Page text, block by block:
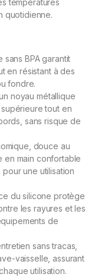
températures
quotidienne.
BPA garantit
en résistant à des
fondre.
noyau métallique
tout en
sans risque de
douce au
en main confortable
une utilisation
du silicone protège
les rayures et les
de
sans tracas,
vaisselle, assurant
utilisation.